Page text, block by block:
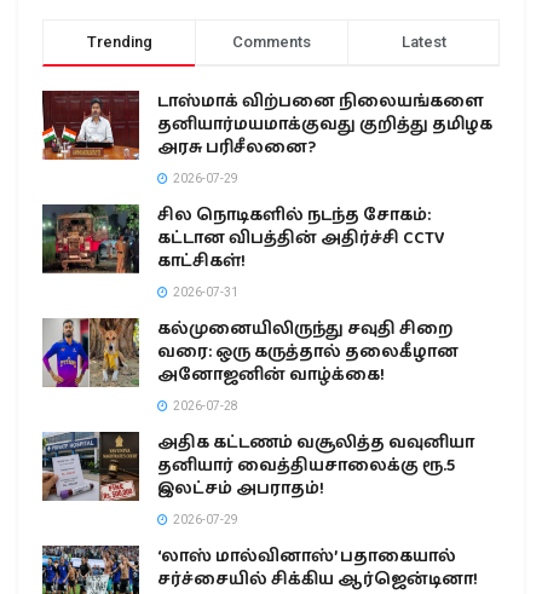
Trending Comments Latest
டாஸ்மாக் விற்பனை நிலையங்களை
தனியார்மயமாக்குவது குறித்து தமிழக
அரசு பரிசீலனை?
2026-07-29
சில நொடிகளில் நடந்த சோகம்:
கட்டான விபத்தின் அதிர்ச்சி CCTV
காட்சிகள்!
2026-07-31
கல்முனையிலிருந்து சவுதி சிறை
வரை: ஒரு கருத்தால் தலைகீழான
அனோஜனின் வாழ்க்கை!
2026-07-28
அதிக கட்டணம் வசூலித்த வவுனியா
தனியார் வைத்தியசாலைக்கு ரூ.5
இலட்சம் அபராதம்!
2026-07-29
‘லாஸ் மால்வினாஸ்’ பதாகையால்
சர்ச்சையில் சிக்கிய ஆர்ஜென்டினா!